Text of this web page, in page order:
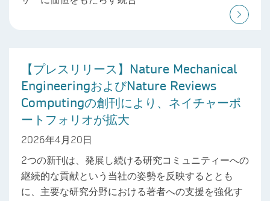
【プレスリリース】Nature Mechanical
EngineeringおよびNature Reviews
Computingの創刊により、ネイチャーポ
ートフォリオが拡大
2026年4月20日
2つの新刊は、発展し続ける研究コミュニティーへの
継続的な貢献という当社の姿勢を反映するととも
に、主要な研究分野における著者への支援を強化す